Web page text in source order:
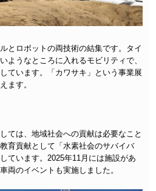
とロボットの両技術の結集です。タイ
ようなところに入れるモビリティで、
ています。「カワサキ」という事業展
ます。
ては、地域社会への貢献は必要なこと
育貢献として「水素社会のサバイバ
ています。2025年11月には施設があ
両のイベントも実施しました。